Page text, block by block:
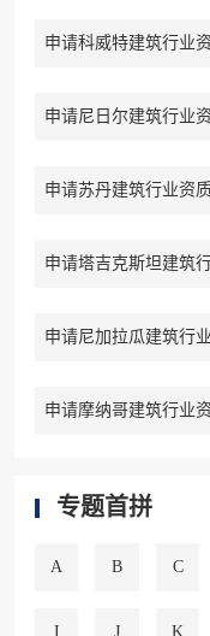
申请科威特建筑行业
申请尼日尔建筑行业
申请苏丹建筑行业资
申请塔吉克斯坦建筑
申请尼加拉瓜建筑行
申请摩纳哥建筑行业
专题首拼
A B C
I J K